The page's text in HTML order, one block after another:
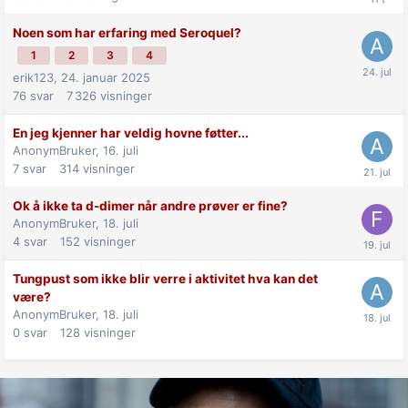
Noen som har erfaring med Seroquel?
1 2 3 4
erik123, 24. januar 2025
76 svar 7 326 visninger
En jeg kjenner har veldig hovne føtter...
AnonymBruker, 16. juli
7 svar 314 visninger
Ok å ikke ta d-dimer når andre prøver er fine?
AnonymBruker, 18. juli
4 svar 152 visninger
Tungpust som ikke blir verre i aktivitet hva kan det
være?
AnonymBruker, 18. juli
0 svar 128 visninger